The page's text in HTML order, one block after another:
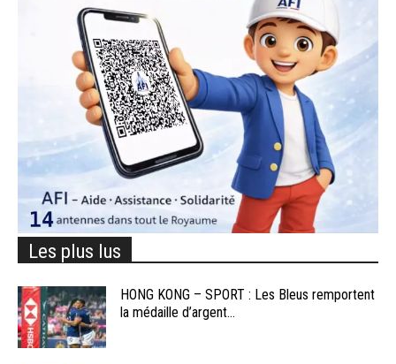
Les plus lus
HONG KONG – SPORT : Les Bleus remportent
la médaille d’argent...